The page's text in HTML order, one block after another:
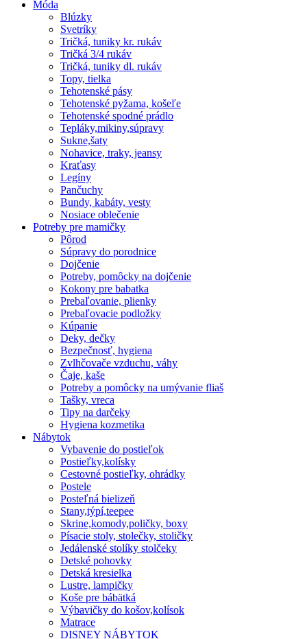
Móda
Blúzky
Svetríky
Tričká, tuniky kr. rukáv
Tričká 3/4 rukáv
Tričká, tuniky dl. rukáv
Topy, tielka
Tehotenské pásy
Tehotenské pyžama, košeľe
Tehotenské spodné prádlo
Tepláky,mikiny,súpravy
Sukne,šaty
Nohavice, traky, jeansy
Kraťasy
Legíny
Pančuchy
Bundy, kabáty, vesty
Nosiace oblečenie
Potreby pre mamičky
Pôrod
Súpravy do porodnice
Dojčenie
Potreby, pomôcky na dojčenie
Kokony pre babatka
Prebaľovanie, plienky
Prebaľovacie podložky
Kúpanie
Deky, dečky
Bezpečnosť, hygiena
Zvlhčovače vzduchu, váhy
Čaje, kaše
Potreby a pomôcky na umývanie fliaš
Tašky, vreca
Tipy na darčeky
Hygiena kozmetika
Nábytok
Vybavenie do postieľok
Postieľky,kolísky
Cestovné postieľky, ohrádky
Postele
Posteľná bielizeň
Stany,týpí,teepee
Skrine,komody,poličky, boxy
Písacie stoly, stolečky, stoličky
Jedálenské stolíky stolčeky
Detské pohovky
Detská kresielka
Lustre, lampičky
Koše pre bábätká
Výbavičky do košov,kolísok
Matrace
DISNEY NÁBYTOK